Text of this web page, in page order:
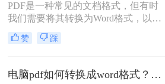
PDF是一种常见的文档格式，但有时
我们需要将其转换为Word格式，以便
编辑、修改或复制其中的内容。那
么，电脑pdf怎么转换成word呢？本文
法。
赞 踩
电脑pdf如何转换成word格式？教你二种好用的方法！